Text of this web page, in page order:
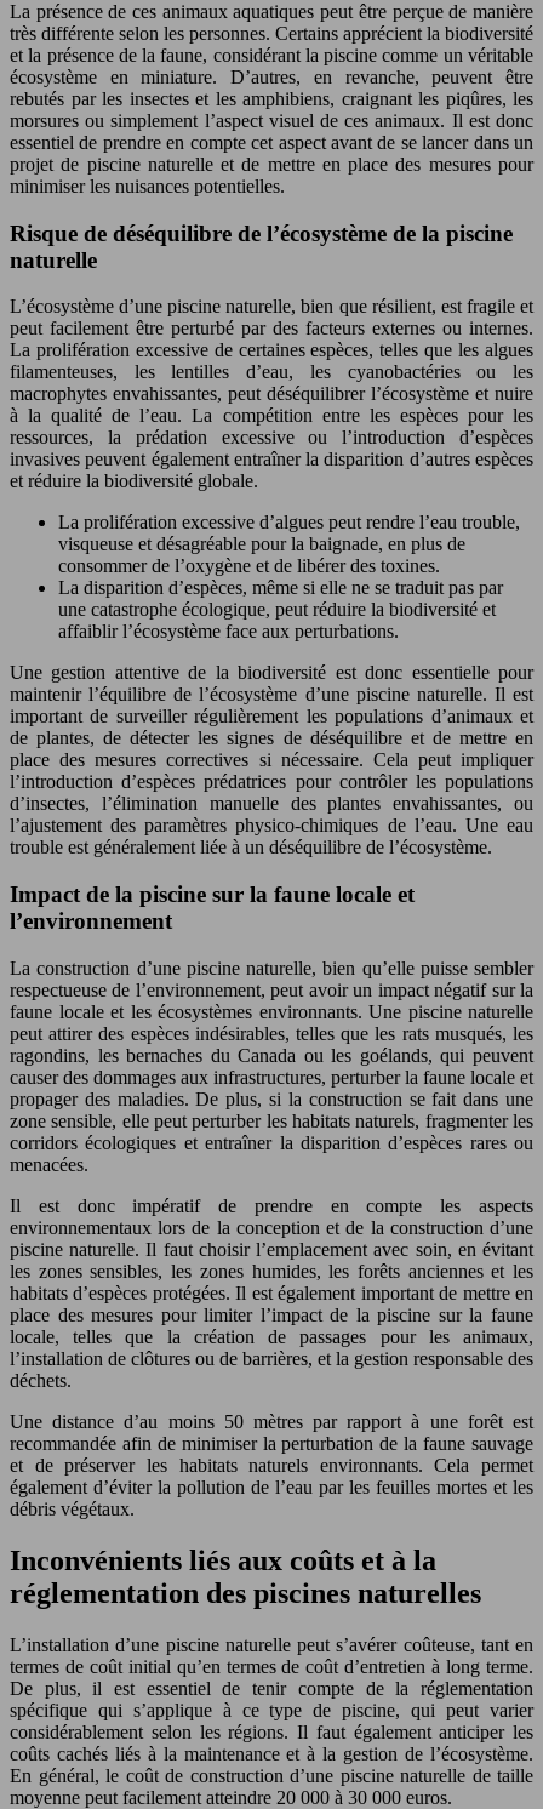
La présence de ces animaux aquatiques peut être perçue de manière
très différente selon les personnes. Certains apprécient la biodiversité
et la présence de la faune, considérant la piscine comme un véritable
écosystème en miniature. D’autres, en revanche, peuvent être
rebutés par les insectes et les amphibiens, craignant les piqûres, les
morsures ou simplement l’aspect visuel de ces animaux. Il est donc
essentiel de prendre en compte cet aspect avant de se lancer dans un
projet de piscine naturelle et de mettre en place des mesures pour
minimiser les nuisances potentielles.
Risque de déséquilibre de l’écosystème de la piscine
naturelle
L’écosystème d’une piscine naturelle, bien que résilient, est fragile et
peut facilement être perturbé par des facteurs externes ou internes.
La prolifération excessive de certaines espèces, telles que les algues
filamenteuses, les lentilles d’eau, les cyanobactéries ou les
macrophytes envahissantes, peut déséquilibrer l’écosystème et nuire
à la qualité de l’eau. La compétition entre les espèces pour les
ressources, la prédation excessive ou l’introduction d’espèces
invasives peuvent également entraîner la disparition d’autres espèces
et réduire la biodiversité globale.
La prolifération excessive d’algues peut rendre l’eau trouble,
visqueuse et désagréable pour la baignade, en plus de
consommer de l’oxygène et de libérer des toxines.
La disparition d’espèces, même si elle ne se traduit pas par
une catastrophe écologique, peut réduire la biodiversité et
affaiblir l’écosystème face aux perturbations.
Une gestion attentive de la biodiversité est donc essentielle pour
maintenir l’équilibre de l’écosystème d’une piscine naturelle. Il est
important de surveiller régulièrement les populations d’animaux et
de plantes, de détecter les signes de déséquilibre et de mettre en
place des mesures correctives si nécessaire. Cela peut impliquer
l’introduction d’espèces prédatrices pour contrôler les populations
d’insectes, l’élimination manuelle des plantes envahissantes, ou
l’ajustement des paramètres physico-chimiques de l’eau. Une eau
trouble est généralement liée à un déséquilibre de l’écosystème.
Impact de la piscine sur la faune locale et
l’environnement
La construction d’une piscine naturelle, bien qu’elle puisse sembler
respectueuse de l’environnement, peut avoir un impact négatif sur la
faune locale et les écosystèmes environnants. Une piscine naturelle
peut attirer des espèces indésirables, telles que les rats musqués, les
ragondins, les bernaches du Canada ou les goélands, qui peuvent
causer des dommages aux infrastructures, perturber la faune locale et
propager des maladies. De plus, si la construction se fait dans une
zone sensible, elle peut perturber les habitats naturels, fragmenter les
corridors écologiques et entraîner la disparition d’espèces rares ou
menacées.
Il est donc impératif de prendre en compte les aspects
environnementaux lors de la conception et de la construction d’une
piscine naturelle. Il faut choisir l’emplacement avec soin, en évitant
les zones sensibles, les zones humides, les forêts anciennes et les
habitats d’espèces protégées. Il est également important de mettre en
place des mesures pour limiter l’impact de la piscine sur la faune
locale, telles que la création de passages pour les animaux,
l’installation de clôtures ou de barrières, et la gestion responsable des
déchets.
Une distance d’au moins 50 mètres par rapport à une forêt est
recommandée afin de minimiser la perturbation de la faune sauvage
et de préserver les habitats naturels environnants. Cela permet
également d’éviter la pollution de l’eau par les feuilles mortes et les
débris végétaux.
Inconvénients liés aux coûts et à la
réglementation des piscines naturelles
L’installation d’une piscine naturelle peut s’avérer coûteuse, tant en
termes de coût initial qu’en termes de coût d’entretien à long terme.
De plus, il est essentiel de tenir compte de la réglementation
spécifique qui s’applique à ce type de piscine, qui peut varier
considérablement selon les régions. Il faut également anticiper les
coûts cachés liés à la maintenance et à la gestion de l’écosystème.
En général, le coût de construction d’une piscine naturelle de taille
moyenne peut facilement atteindre 20 000 à 30 000 euros.